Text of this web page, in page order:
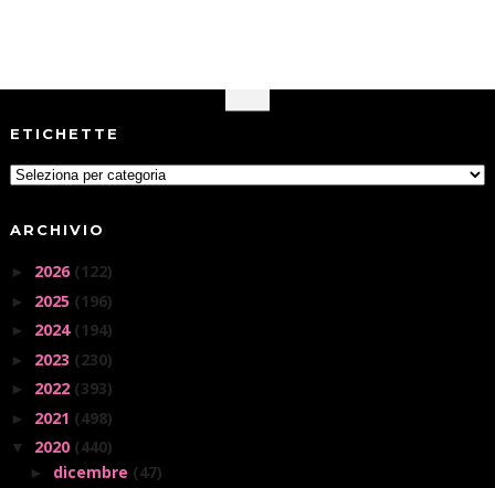
ETICHETTE
ARCHIVIO
► 2026 (122)
► 2025 (196)
► 2024 (194)
► 2023 (230)
► 2022 (393)
► 2021 (498)
▼ 2020 (440)
► dicembre (47)